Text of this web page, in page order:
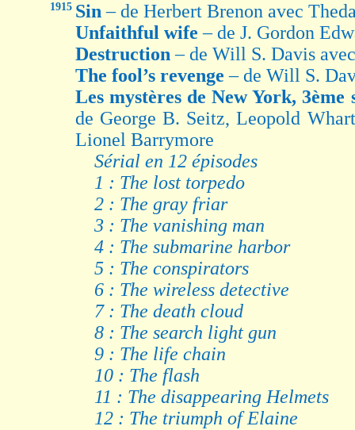
1915 Sin– de Herbert Brenon avec
Unfaithful wife– de J. Gordon
Destruction– de Will S. Davis
The fool’s revenge– de Will S.
Les mystères de New York, 3ème
de George B. Seitz, Leopold
Lionel Barrymore
Sérial en 12 épisodes
1 : The lost torpedo
2 : The gray friar
3 : The vanishing man
4 : The submarine harbor
5 : The conspirators
6 : The wireless detective
7 : The death cloud
8 : The search light gun
9 : The life chain
10 : The flash
11 : The disappearing Helmets
12 : The triumph of Elaine